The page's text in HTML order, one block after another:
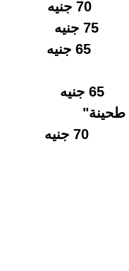
جنيه